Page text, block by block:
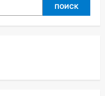
ПОИСК